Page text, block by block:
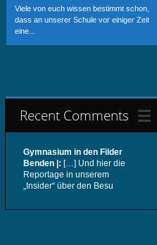
Viele von euch wissen bestimmt schon,
dass an unserer Schule vor einiger Zeit
eine...
Recent Comments
Gymnasium in den Filder
Benden |: […] Und hier die
Reportage in unserem
„Insider“ über den Besu